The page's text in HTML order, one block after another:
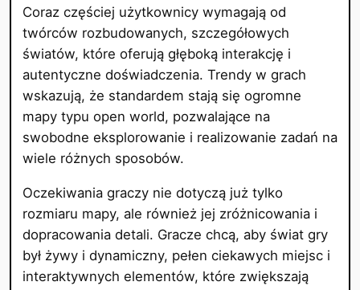
Coraz częściej użytkownicy wymagają od
twórców rozbudowanych, szczegółowych
światów, które oferują głęboką interakcję i
autentyczne doświadczenia. Trendy w grach
wskazują, że standardem stają się ogromne
mapy typu open world, pozwalające na
swobodne eksplorowanie i realizowanie zadań na
wiele różnych sposobów.
Oczekiwania graczy nie dotyczą już tylko
rozmiaru mapy, ale również jej zróżnicowania i
dopracowania detali. Gracze chcą, aby świat gry
był żywy i dynamiczny, pełen ciekawych miejsc i
interaktywnych elementów, które zwiększają